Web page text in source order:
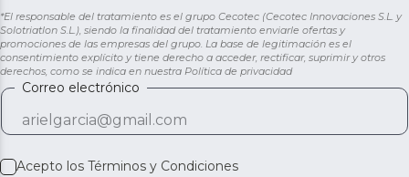
*El responsable del tratamiento es el grupo Cecotec (Cecotec Innovaciones S.L. y
Solotriatlon S.L.), siendo la finalidad del tratamiento enviarle ofertas y
promociones de las empresas del grupo. La base de legitimación es el
consentimiento explícito y tiene derecho a acceder, rectificar, suprimir y otros
derechos, como se indica en nuestra Política de privacidad
Correo electrónico
Acepto los Términos y Condiciones